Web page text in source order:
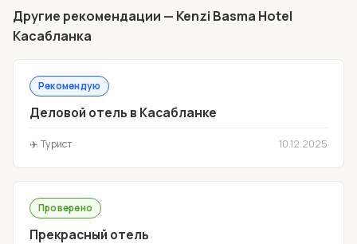
Другие рекомендации — Kenzi Basma Hotel
Касабланка
Рекомендую
Деловой отель в Касабланке
✈️ Турист 10.12.2025
Проверено
Прекрасный отель